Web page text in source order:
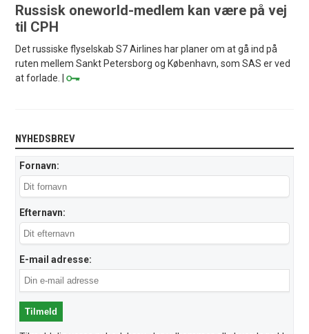
Russisk oneworld-medlem kan være på vej
til CPH
Det russiske flyselskab S7 Airlines har planer om at gå ind på
ruten mellem Sankt Petersborg og København, som SAS er ved
at forlade. |
NYHEDSBREV
Fornavn:
Efternavn:
E-mail adresse: